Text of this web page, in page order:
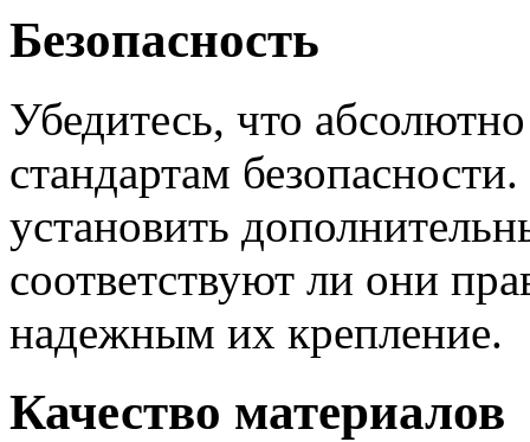
Безопасность
Убедитесь, что
стандартам
установить
соответствуют ли они
надежным их крепление.
Качество материалов